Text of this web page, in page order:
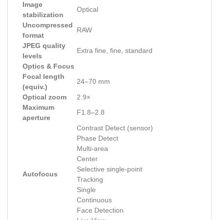
Image
stabilization
Optical
Uncompressed
format
RAW
JPEG quality
levels
Extra fine, fine, standard
Optics & Focus
Focal length
(equiv.)
24–70 mm
Optical zoom
2.9×
Maximum
aperture
F1.8–2.8
Autofocus
Contrast Detect (sensor)
Phase Detect
Multi-area
Center
Selective single-point
Tracking
Single
Continuous
Face Detection